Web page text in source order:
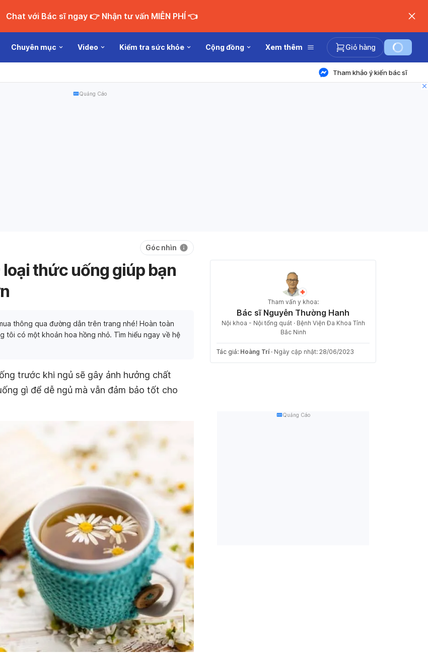
Chat với Bác sĩ ngay 👉 Nhận tư vấn MIỄN PHÍ 👈
Chuyên mục Video Kiểm tra sức khỏe Cộng đồng Xem thêm Giỏ hàng
Tham khảo ý kiến bác sĩ
Quảng Cáo
Góc nhìn
loại thức uống giúp bạn
thông qua đường dẫn trên trang nhé! Hoàn toàn
tôi có một khoản hoa hồng nhỏ. Tìm hiểu ngay về hệ
trước khi ngủ sẽ gây ảnh hưởng chất
gì để dễ ngủ mà vẫn đảm bảo tốt cho
Tham vấn y khoa:
Bác sĩ Nguyễn Thường Hanh
Nội khoa - Nội tổng quát · Bệnh Viện Đa Khoa Tỉnh
Bắc Ninh
Tác giả: Hoàng Trí · Ngày cập nhật: 28/06/2023
Quảng Cáo